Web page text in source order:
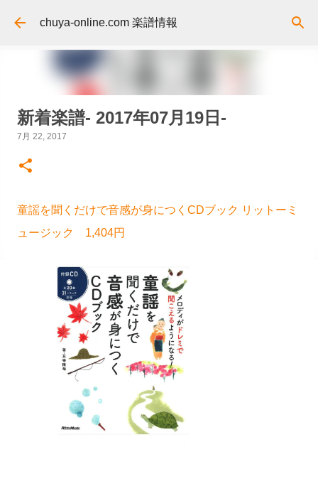
スキップしてメイン コンテンツに移動
chuya-online.com 楽譜情報
新着楽譜- 2017年07月19日-
7月 22, 2017
童謡を聞くだけで音感が身につくCDブック リットーミ
ュージック 1,404円